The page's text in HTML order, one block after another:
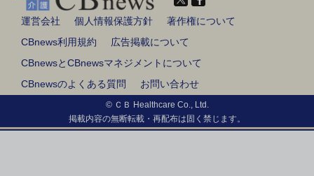
運営会社 個人情報保護方針
著作権について
CBnews利用規約
広告掲載について
CBnewsとCBnewsマネジメントについて
CBnewsのよくある質問
お問い合わせ
© ＣＢ Healthcare Co., Ltd.
掲載内容の無断転載・再配布は固く禁じます。